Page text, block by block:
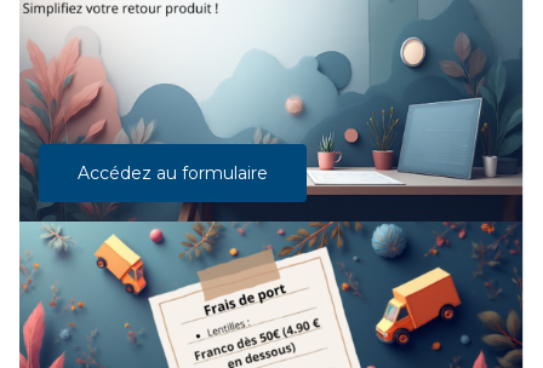
Accédez au formulaire